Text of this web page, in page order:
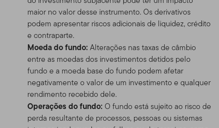
maior no valor desse instrumento. Os derivativos
podem apresentar riscos adicionais de liquidez, crédito
e contraparte.
Moeda do fundo: Alterações nas taxas de câmbio
entre as moedas dos investimentos detidos pelo
fundo e a moeda base do fundo podem afetar
negativamente o valor de um investimento e qualquer
rendimento recebido dele.
Operações do fundo: O fundo está sujeito ao risco de
perda resultante de processos, pessoas ou sistemas